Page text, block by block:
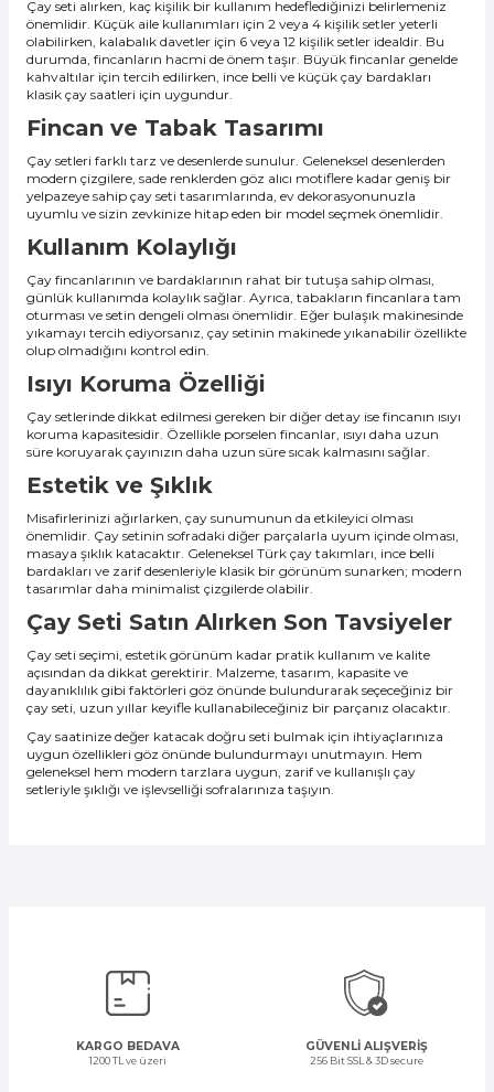
Çay seti alırken, kaç kişilik bir kullanım hedeflediğinizi belirlemeniz
önemlidir. Küçük aile kullanımları için 2 veya 4 kişilik setler yeterli
olabilirken, kalabalık davetler için 6 veya 12 kişilik setler idealdir. Bu
durumda, fincanların hacmi de önem taşır. Büyük fincanlar genelde
kahvaltılar için tercih edilirken, ince belli ve küçük çay bardakları
klasik çay saatleri için uygundur.
Fincan ve Tabak Tasarımı
Çay setleri farklı tarz ve desenlerde sunulur. Geleneksel desenlerden
modern çizgilere, sade renklerden göz alıcı motiflere kadar geniş bir
yelpazeye sahip çay seti tasarımlarında, ev dekorasyonunuzla
uyumlu ve sizin zevkinize hitap eden bir model seçmek önemlidir.
Kullanım Kolaylığı
Çay fincanlarının ve bardaklarının rahat bir tutuşa sahip olması,
günlük kullanımda kolaylık sağlar. Ayrıca, tabakların fincanlara tam
oturması ve setin dengeli olması önemlidir. Eğer bulaşık makinesinde
yıkamayı tercih ediyorsanız, çay setinin makinede yıkanabilir özellikte
olup olmadığını kontrol edin.
Isıyı Koruma Özelliği
Çay setlerinde dikkat edilmesi gereken bir diğer detay ise fincanın ısıyı
koruma kapasitesidir. Özellikle porselen fincanlar, ısıyı daha uzun
süre koruyarak çayınızın daha uzun süre sıcak kalmasını sağlar.
Estetik ve Şıklık
Misafirlerinizi ağırlarken, çay sunumunun da etkileyici olması
önemlidir. Çay setinin sofradaki diğer parçalarla uyum içinde olması,
masaya şıklık katacaktır. Geleneksel Türk çay takımları, ince belli
bardakları ve zarif desenleriyle klasik bir görünüm sunarken; modern
tasarımlar daha minimalist çizgilerde olabilir.
Çay Seti Satın Alırken Son Tavsiyeler
Çay seti seçimi, estetik görünüm kadar pratik kullanım ve kalite
açısından da dikkat gerektirir. Malzeme, tasarım, kapasite ve
dayanıklılık gibi faktörleri göz önünde bulundurarak seçeceğiniz bir
çay seti, uzun yıllar keyifle kullanabileceğiniz bir parçanız olacaktır.
Çay saatinize değer katacak doğru seti bulmak için ihtiyaçlarınıza
uygun özellikleri göz önünde bulundurmayı unutmayın. Hem
geleneksel hem modern tarzlara uygun, zarif ve kullanışlı çay
setleriyle şıklığı ve işlevselliği sofralarınıza taşıyın.
KARGO BEDAVA
1200 TL ve üzeri
GÜVENLİ ALIŞVERİŞ
256 Bit SSL & 3D secure